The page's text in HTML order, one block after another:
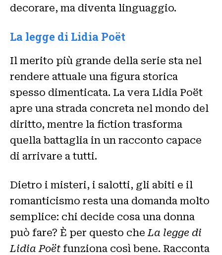
decorare, ma diventa linguaggio.
La legge di Lidia Poët
Il merito più grande della serie sta nel
rendere attuale una figura storica
spesso dimenticata. La vera Lidia Poët
apre una strada concreta nel mondo del
diritto, mentre la fiction trasforma
quella battaglia in un racconto capace
di arrivare a tutti.
Dietro i misteri, i salotti, gli abiti e il
romanticismo resta una domanda molto
semplice: chi decide cosa una donna
può fare? È per questo che La legge di
Lidia Poëtfunziona così bene. Racconta